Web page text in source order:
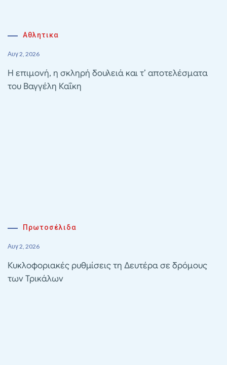
Αθλητικα
Αυγ 2, 2026
Η επιμονή, η σκληρή δουλειά και τ’ αποτελέσματα
του Βαγγέλη Καΐκη
Πρωτοσέλιδα
Αυγ 2, 2026
Κυκλοφοριακές ρυθμίσεις τη Δευτέρα σε δρόμους
των Τρικάλων